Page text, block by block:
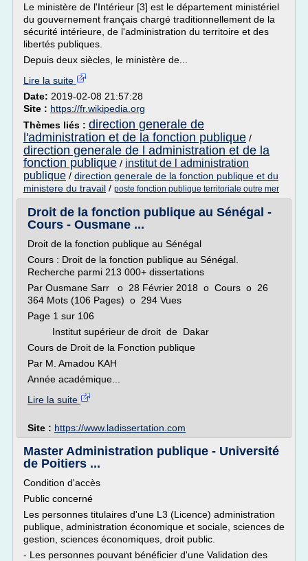
Le ministère de l'Intérieur [3] est le département ministériel
du gouvernement français chargé traditionnellement de la
sécurité intérieure, de l'administration du territoire et des
libertés publiques.
Depuis deux siècles, le ministère de...
Lire la suite
Date: 2019-02-08 21:57:28
Site : https://fr.wikipedia.org
Thèmes liés : direction generale de
l'administration et de la fonction publique /
direction generale de l administration et de la
fonction publique / institut de l administration
publique / direction generale de la fonction publique et du
ministere du travail / poste fonction publique territoriale outre mer
Droit de la fonction publique au Sénégal -
Cours - Ousmane ...
Droit de la fonction publique au Sénégal
Cours : Droit de la fonction publique au Sénégal.
Recherche parmi 213 000+ dissertations
Par Ousmane Sarr o 28 Février 2018 o Cours o 26
364 Mots (106 Pages) o 294 Vues
Page 1 sur 106
Institut supérieur de droit de Dakar
Cours de Droit de la Fonction publique
Par M. Amadou KAH
Année académique...
Lire la suite
Site : https://www.ladissertation.com
Master Administration publique - Université
de Poitiers ...
Condition d'accès
Public concerné
Les personnes titulaires d'une L3 (Licence) administration
publique, administration économique et sociale, sciences de
gestion, sciences économiques, droit public.
- Les personnes pouvant bénéficier d'une Validation des